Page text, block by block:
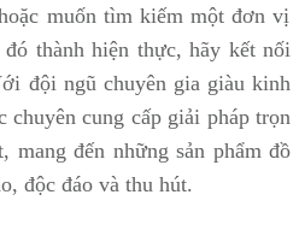
muốn tìm kiếm một đơn vị
thành hiện thực, hãy kết nối
đội ngũ chuyên gia giàu kinh
cung cấp giải pháp trọn
mang đến những sản phẩm đồ
độc đáo và thu hút.